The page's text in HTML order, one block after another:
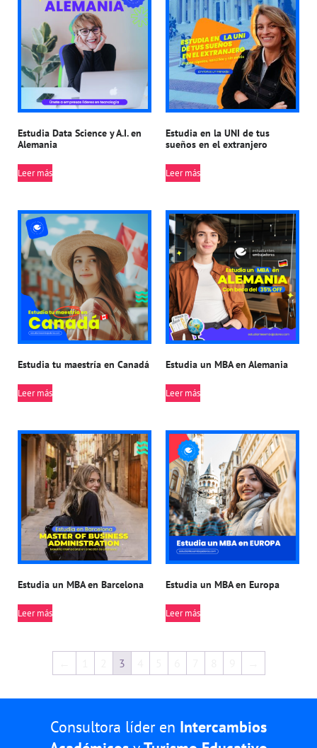
Estudia Data Science y A.I. en
Alemania
Leer más
Estudia en la UNI de tus
sueños en el extranjero
Leer más
Estudia tu maestría en Canadá
Leer más
Estudia un MBA en Alemania
Leer más
Estudia un MBA en Barcelona
Leer más
Estudia un MBA en Europa
Leer más
3
Consultora líder en Intercambios